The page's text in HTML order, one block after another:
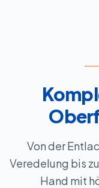
Von der
Veredelung bis
Hand mit